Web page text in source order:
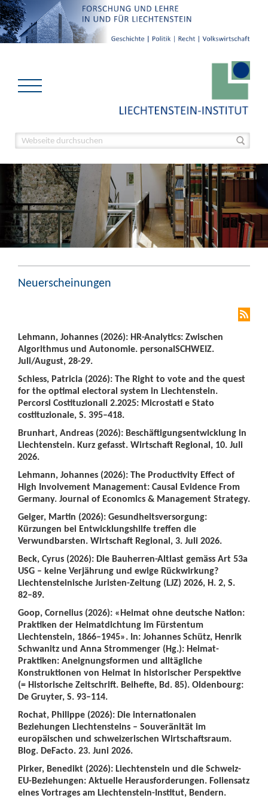
Neuerscheinungen
Lehmann, Johannes (2026): HR-Analytics: Zwischen
Algorithmus und Autonomie. personalSCHWEIZ.
Juli/August, 28-29.
Schiess, Patricia (2026): The Right to vote and the quest
for the optimal electoral system in Liechtenstein.
Percorsi Costituzionali 2.2025: Microstati e Stato
costituzionale, S. 395–418.
Brunhart, Andreas (2026): Beschäftigungsentwicklung in
Liechtenstein. Kurz gefasst. Wirtschaft Regional, 10. Juli
2026.
Lehmann, Johannes (2026): The Productivity Effect of
High Involvement Management: Causal Evidence From
Germany. Journal of Economics & Management Strategy.
Geiger, Martin (2026): Gesundheitsversorgung:
Kürzungen bei Entwicklungshilfe treffen die
Verwundbarsten. Wirtschaft Regional, 3. Juli 2026.
Beck, Cyrus (2026): Die Bauherren-Altlast gemäss Art 53a
USG – keine Verjährung und ewige Rückwirkung?
Liechtensteinische Juristen-Zeitung (LJZ) 2026, H. 2, S.
82–89.
Goop, Cornelius (2026): «Heimat ohne deutsche Nation:
Praktiken der Heimatdichtung im Fürstentum
Liechtenstein, 1866–1945». In: Johannes Schütz, Henrik
Schwanitz und Anna Strommenger (Hg.): Heimat-
Praktiken: Aneignungsformen und alltägliche
Konstruktionen von Heimat in historischer Perspektive
(= Historische Zeitschrift. Beihefte, Bd. 85). Oldenbourg:
De Gruyter, S. 93–114.
Rochat, Philippe (2026): Die internationalen
Beziehungen Liechtensteins – Souveränität im
europäischen und schweizerischen Wirtschaftsraum.
Blog. DeFacto. 23. Juni 2026.
Pirker, Benedikt (2026): Liechtenstein und die Schweiz-
EU-Beziehungen: Aktuelle Herausforderungen. Foliensatz
eines Vortrages am Liechtenstein-Institut, Bendern.